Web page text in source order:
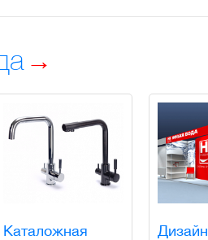
Каталожная
Дизайн